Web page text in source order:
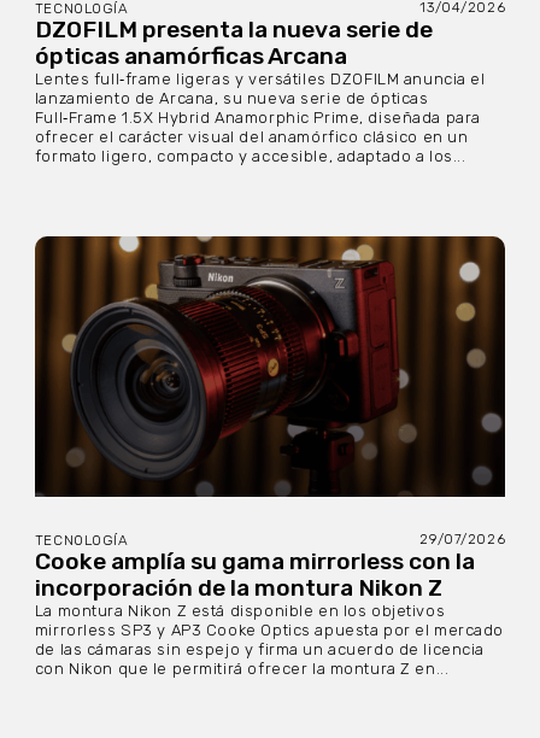
TECNOLOGÍA 13/04/2026
DZOFILM presenta la nueva serie de
ópticas anamórficas Arcana
Lentes full‑frame ligeras y versátiles DZOFILM anuncia el
lanzamiento de Arcana, su nueva serie de ópticas
Full‑Frame 1.5X Hybrid Anamorphic Prime, diseñada para
ofrecer el carácter visual del anamórfico clásico en un
formato ligero, compacto y accesible, adaptado a los...
TECNOLOGÍA 29/07/2026
Cooke amplía su gama mirrorless con la
incorporación de la montura Nikon Z
La montura Nikon Z está disponible en los objetivos
mirrorless SP3 y AP3 Cooke Optics apuesta por el mercado
de las cámaras sin espejo y firma un acuerdo de licencia
con Nikon que le permitirá ofrecer la montura Z en...